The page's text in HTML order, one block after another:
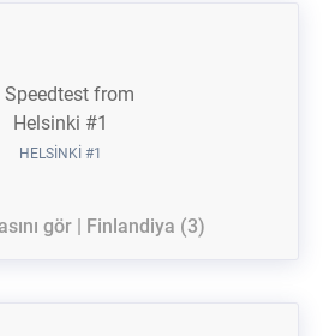
HELSINKI #1
gör | Finlandiya (3)